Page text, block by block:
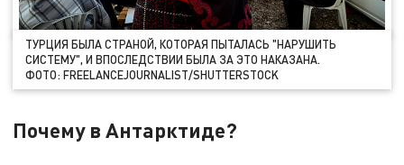
ТУРЦИЯ БЫЛА СТРАНОЙ, КОТОРАЯ ПЫТАЛАСЬ "НАРУШИТЬ
СИСТЕМУ", И ВПОСЛЕДСТВИИ БЫЛА ЗА ЭТО НАКАЗАНА.
ФОТО: FREELANCEJOURNALIST/SHUTTERSTOCK
Почему в Антарктиде?